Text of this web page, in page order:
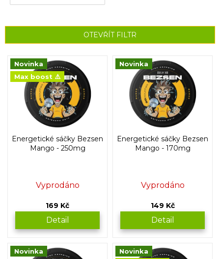
OTEVŘÍT FILTR
V
p
Novinka
Max boost ⚠️
Energetické sáčky Bezsen
Mango - 250mg
Vyprodáno
169 Kč
Detail
Novinka
Energetické sáčky Bezsen
Mango - 170mg
Vyprodáno
149 Kč
Detail
Novinka
Novinka